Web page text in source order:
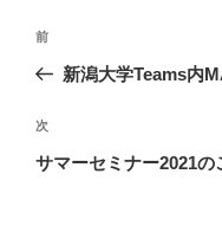
投
ビ
ゲ
前
の
稿
前
新潟大学Teams内
次
の
次
サマーセミナー2021の